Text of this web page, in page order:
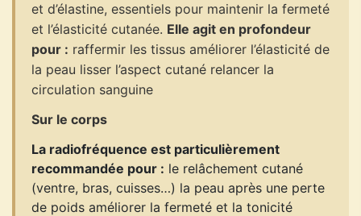
et d’élastine, essentiels pour maintenir la fermeté
et l’élasticité cutanée. Elle agit en profondeur
pour : raffermir les tissus améliorer l’élasticité de
la peau lisser l’aspect cutané relancer la
circulation sanguine
Sur le corps
La radiofréquence est particulièrement
recommandée pour : le relâchement cutané
(ventre, bras, cuisses…) la peau après une perte
de poids améliorer la fermeté et la tonicité